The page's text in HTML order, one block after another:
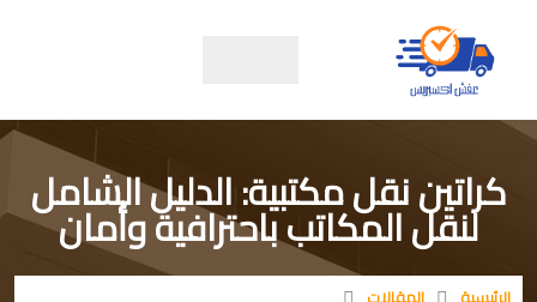
كراتين نقل مكتبية: الدليل الشامل
لنقل المكاتب باحترافية وأمان